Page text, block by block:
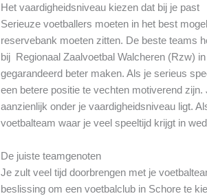
Het vaardigheidsniveau kiezen dat bij je past
Serieuze voetballers moeten in het best
reservebank moeten zitten. De beste teams
bij Regionaal Zaalvoetbal Walcheren (Rzw)
gegarandeerd beter maken. Als je serieus
een betere positie te vechten motiverend
aanzienlijk onder je vaardigheidsniveau ligt.
voetbalteam waar je veel speeltijd krijgt in
De juiste teamgenoten
Je zult veel tijd doorbrengen met je
beslissing om een voetbalclub in Schore te